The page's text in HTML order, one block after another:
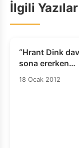
İlgili Yazılar
“Hrant Dink
sona ererken
Türkiye hâlâ
18 Ocak 2012